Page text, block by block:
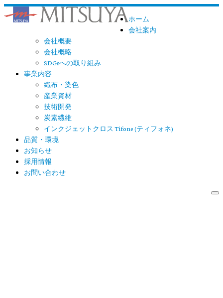
ホーム
会社案内
会社概要
会社概略
SDGsへの取り組み
事業内容
織布・染色
産業資材
技術開発
炭素繊維
インクジェットクロス Tifone (ティフォネ)
品質・環境
お知らせ
採用情報
お問い合わせ